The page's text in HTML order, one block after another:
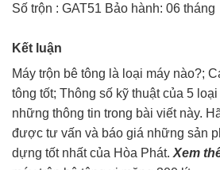
Số trộn : GAT51 Bảo hành: 06 tháng
Kết luận
Máy trộn bê tông là loại máy nào?;
tông tốt; Thông số kỹ thuật của 5
những thông tin trong bài viết này.
được tư vấn và báo giá những sản
dựng tốt nhất của Hòa Phát. Xem